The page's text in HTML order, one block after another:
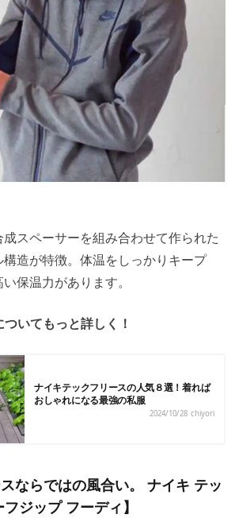
スペーサーを組み合わせて作られた
造が特徴。体温をしっかりキープ
保温力があります。
いてもっと詳しく！
ナイキテックフリースの人気８選！着れば
おしゃれになる最強の私服
2024/10/28 chiyori
スならではの風合い。 ナイキ テッ
ジップ フーディ】